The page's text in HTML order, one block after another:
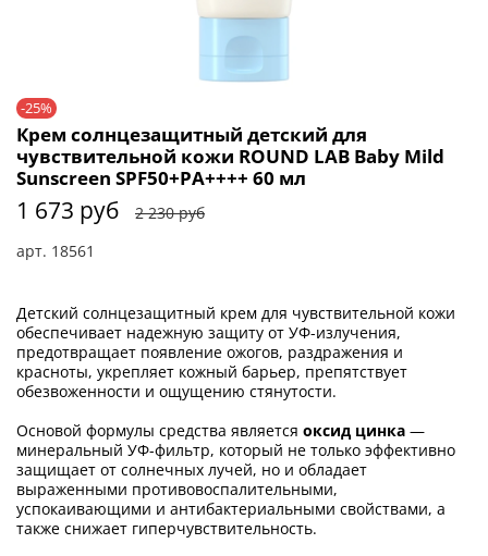
-25%
арт. 18561
Крем солнцезащитный детский для
чувствительной кожи ROUND LAB Baby Mild
Sunscreen SPF50+PA++++ 60 мл
1 673 руб 2 230 руб
Детский солнцезащитный крем для чувствительной кожи
обеспечивает надежную защиту от УФ-излучения,
предотвращает появление ожогов, раздражения и
красноты, укрепляет кожный барьер, препятствует
обезвоженности и ощущению стянутости.
Основой формулы средства является оксид цинка —
минеральный УФ-фильтр, который не только эффективно
защищает от солнечных лучей, но и обладает
выраженными противовоспалительными,
успокаивающими и антибактериальными свойствами, а
также снижает гиперчувствительность.